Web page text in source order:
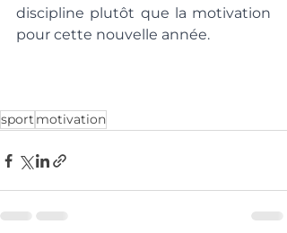
discipline plutôt que la motivation
pour cette nouvelle année.
sport motivation